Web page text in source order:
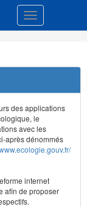
Toggle
des applications
le
avec les
après dénommés
internet
afin de proposer